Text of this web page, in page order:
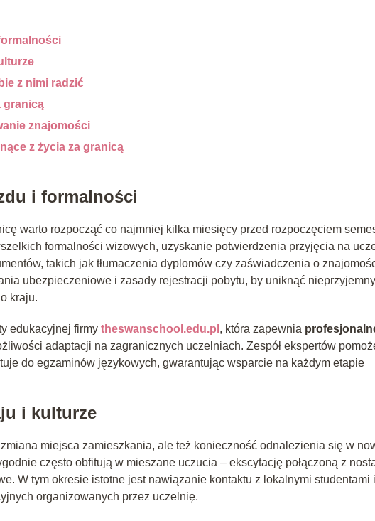
z nimi radzić
granicą
znajomości
z życia za granicą
i formalności
warto rozpocząć co najmniej kilka miesięcy przed rozpoczęciem
formalności wizowych, uzyskanie potwierdzenia przyjęcia na
takich jak tłumaczenia dyplomów czy zaświadczenia o
ubezpieczeniowe i zasady rejestracji pobytu, by uniknąć
kraju.
edukacyjnej firmy theswanschool.edu.pl , która zapewnia
adaptacji na zagranicznych uczelniach. Zespół ekspertów
do egzaminów językowych, gwarantując wsparcie na każdym etapie
i kulturze
miejsca zamieszkania, ale też konieczność odnalezienia się w
często obfitują w mieszane uczucia – ekscytację połączoną z
W tym okresie istotne jest nawiązanie kontaktu z lokalnymi studentami i
organizowanych przez uczelnię.